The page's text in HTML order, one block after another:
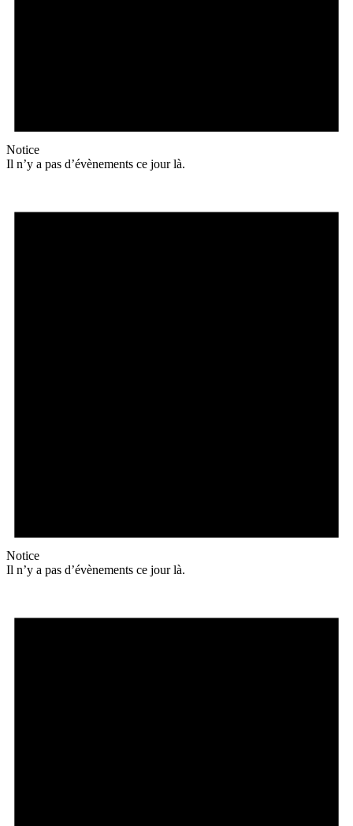
Notice
Il n’y a pas d’évènements ce jour là.
Notice
Il n’y a pas d’évènements ce jour là.